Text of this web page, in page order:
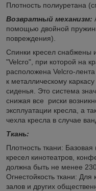
Плотность полиуретана
Возвратный механизм:
помощью двойной
повреждения).
Спинки кресел снабжены
"Velcro", при которой на
расположена Velcro-
к металлическому
сиденья. Это система
снижая все риски
эксплуатации кресла, а
чехла кресла в случае
Ткань:
Плотность ткани:
кресел кинотеатров,
должна быть не менее 230
Огнестойкость ткани:
залов и других